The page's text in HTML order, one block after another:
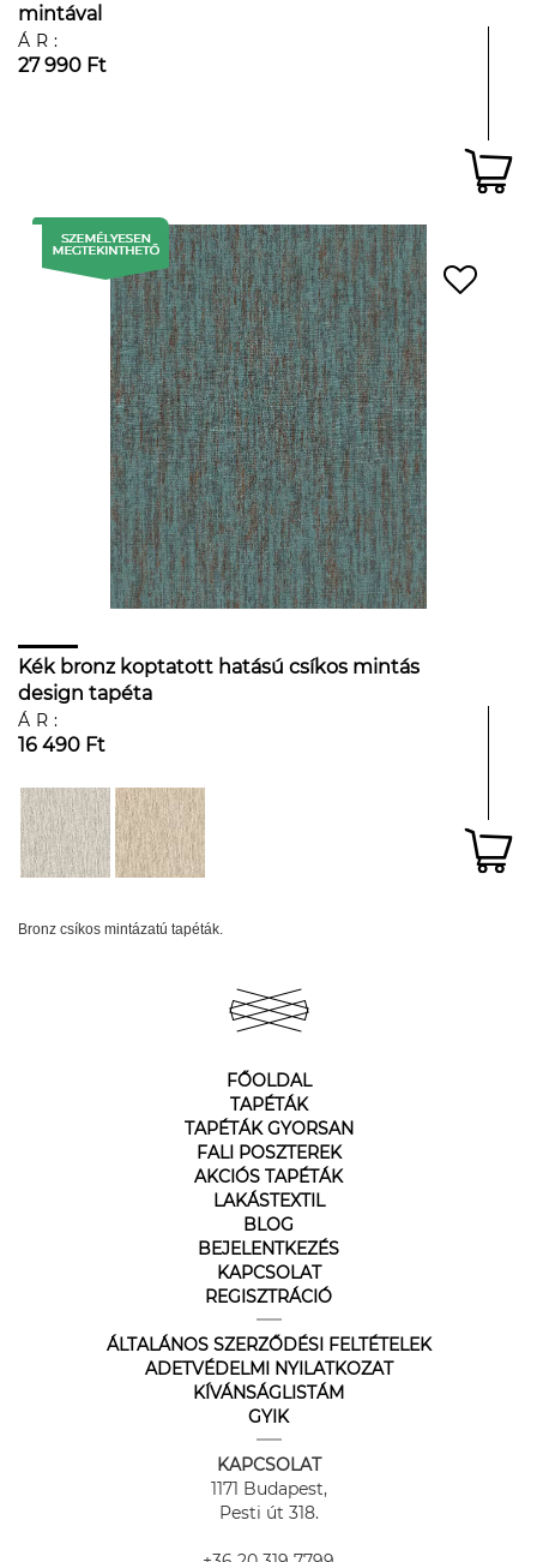
mintával
ÁR:
27 990 Ft
Kék bronz koptatott hatású csíkos mintás
design tapéta
ÁR:
16 490 Ft
Bronz csíkos mintázatú tapéták.
FŐOLDAL
TAPÉTÁK
TAPÉTÁK GYORSAN
FALI POSZTEREK
AKCIÓS TAPÉTÁK
LAKÁSTEXTIL
BLOG
BEJELENTKEZÉS
KAPCSOLAT
REGISZTRÁCIÓ
ÁLTALÁNOS SZERZŐDÉSI FELTÉTELEK
ADETVÉDELMI NYILATKOZAT
KÍVÁNSÁGLISTÁM
GYIK
KAPCSOLAT
1171 Budapest,
Pesti út 318.